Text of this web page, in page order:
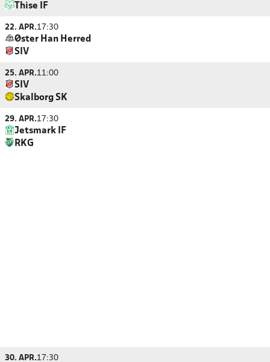
Thise IF
22. APR.17:30
Øster Han Herred
SIV
25. APR.11:00
SIV
Skalborg SK
29. APR.17:30
Jetsmark IF
RKG
30. APR.17:30